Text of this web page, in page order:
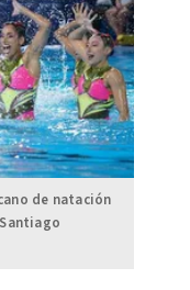
de natación